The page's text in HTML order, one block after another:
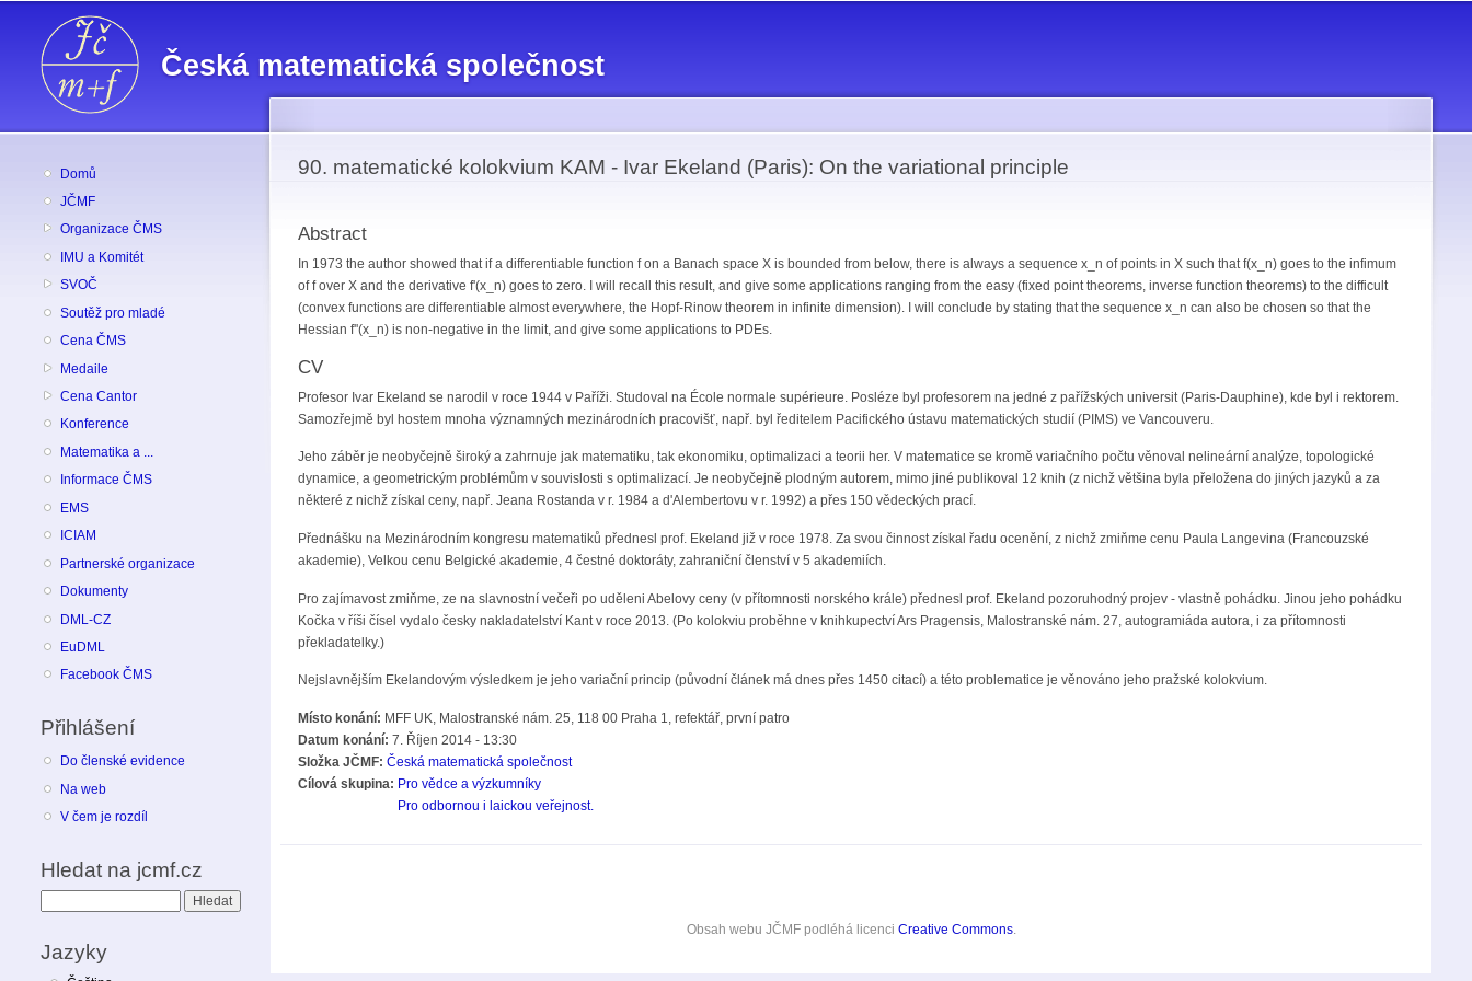
Česká matematická společnost
Domů
JČMF
Organizace ČMS
IMU a Komitét
SVOČ
Soutěž pro mladé
Cena ČMS
Medaile
Cena Cantor
Konference
Matematika a ...
Informace ČMS
EMS
ICIAM
Partnerské organizace
Dokumenty
DML-CZ
EuDML
Facebook ČMS
Přihlášení
Do členské evidence
Na web
V čem je rozdíl
Hledat na jcmf.cz
Jazyky
90. matematické kolokvium KAM - Ivar Ekeland (Paris): On the variational principle
Abstract
In 1973 the author showed that if a differentiable function f on a Banach space X is bounded from below, there is always a sequence x_n of points in X such that f(x_n) goes to the infimum
of f over X and the derivative f'(x_n) goes to zero. I will recall this result, and give some applications ranging from the easy (fixed point theorems, inverse function theorems) to the difficult
(convex functions are differentiable almost everywhere, the Hopf-Rinow theorem in infinite dimension). I will conclude by stating that the sequence x_n can also be chosen so that the
Hessian f''(x_n) is non-negative in the limit, and give some applications to PDEs.
CV
Profesor Ivar Ekeland se narodil v roce 1944 v Paříži. Studoval na École normale supérieure. Posléze byl profesorem na jedné z pařížských universit (Paris-Dauphine), kde byl i rektorem.
Samozřejmě byl hostem mnoha významných mezinárodních pracovišť, např. byl ředitelem Pacifického ústavu matematických studií (PIMS) ve Vancouveru.
Jeho záběr je neobyčejně široký a zahrnuje jak matematiku, tak ekonomiku, optimalizaci a teorii her. V matematice se kromě variačního počtu věnoval nelineární analýze, topologické
dynamice, a geometrickým problémům v souvislosti s optimalizací. Je neobyčejně plodným autorem, mimo jiné publikoval 12 knih (z nichž většina byla přeložena do jiných jazyků a za
některé z nichž získal ceny, např. Jeana Rostanda v r. 1984 a d'Alembertovu v r. 1992) a přes 150 vědeckých prací.
Přednášku na Mezinárodním kongresu matematiků přednesl prof. Ekeland již v roce 1978. Za svou činnost získal řadu ocenění, z nichž zmiňme cenu Paula Langevina (Francouzské
akademie), Velkou cenu Belgické akademie, 4 čestné doktoráty, zahraniční členství v 5 akademiích.
Pro zajímavost zmiňme, ze na slavnostní večeři po uděleni Abelovy ceny (v přítomnosti norského krále) přednesl prof. Ekeland pozoruhodný projev - vlastně pohádku. Jinou jeho pohádku
Kočka v říši čísel vydalo česky nakladatelství Kant v roce 2013. (Po kolokviu proběhne v knihkupectví Ars Pragensis, Malostranské nám. 27, autogramiáda autora, i za přítomnosti
překladatelky.)
Nejslavnějším Ekelandovým výsledkem je jeho variační princip (původní článek má dnes přes 1450 citací) a této problematice je věnováno jeho pražské kolokvium.
Místo konání: MFF UK, Malostranské nám. 25, 118 00 Praha 1, refektář, první patro
Datum konání: 7. Říjen 2014 - 13:30
Složka JČMF: Česká matematická společnost
Cílová skupina: Pro vědce a výzkumníky
Pro odbornou i laickou veřejnost.
Obsah webu JČMFpodléhá licenci Creative Commons.